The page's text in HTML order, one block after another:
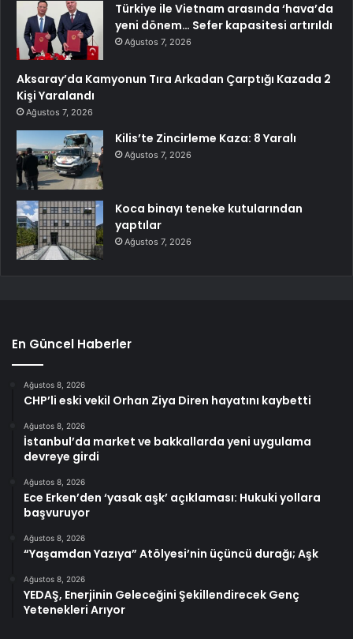
Türkiye ile Vietnam arasında ‘hava’da
yeni dönem… Sefer kapasitesi artırıldı
Ağustos 7, 2026
Aksaray’da Kamyonun Tıra Arkadan Çarptığı Kazada 2
Kişi Yaralandı
Ağustos 7, 2026
Kilis’te Zincirleme Kaza: 8 Yaralı
Ağustos 7, 2026
Koca binayı teneke kutularından
yaptılar
Ağustos 7, 2026
En Güncel Haberler
Ağustos 8, 2026
CHP’li eski vekil Orhan Ziya Diren hayatını kaybetti
Ağustos 8, 2026
İstanbul’da market ve bakkallarda yeni uygulama
devreye girdi
Ağustos 8, 2026
Ece Erken’den ‘yasak aşk’ açıklaması: Hukuki yollara
başvuruyor
Ağustos 8, 2026
“Yaşamdan Yazıya” Atölyesi’nin üçüncü durağı; Aşk
Ağustos 8, 2026
YEDAŞ, Enerjinin Geleceğini Şekillendirecek Genç
Yetenekleri Arıyor